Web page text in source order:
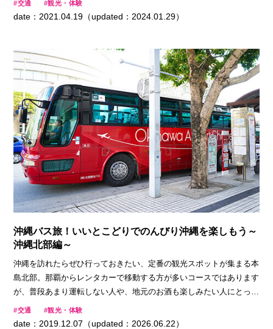
出会いも忘れられない旅の思い出になるかも…？ 今回は、那覇から
ジテラスをゆったり巡る「ゆったり楽しむ！瀬長島ウミカジテラスコ
ース」の2つをご紹介します！
交通 観光・体験
date：2021.04.19（updated：2024.01.29）
沖縄バス旅！いいとこどりでのんびり沖縄を楽しもう～
沖縄北部編～
沖縄を訪れたらぜひ行っておきたい、定番の観光スポットが集まる本
島北部。那覇からレンタカーで移動する方が多いコースではあります
が、普段あまり運転しない人や、地元のお酒も楽しみたい人にとって
は、運転は避けたいところ。今回はそんな方はもちろん、沖縄の定番
スポットをお得に楽しみたいすべての方にオススメの、那覇から北部
交通 観光・体験
date：2019.12.07（updated：2026.06.22）